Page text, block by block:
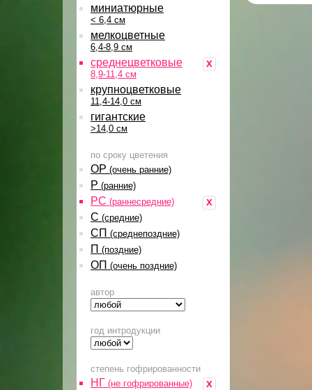
миниатюрные
< 6,4 см
мелкоцветные
6,4-8,9 см
x
среднецветковые
8,9-11,4 см
крупноцветковые
11,4-14,0 см
гигантские
>14,0 см
по сроку цветения
ОР (очень ранние)
Р (ранние)
x
РС (раннесредние)
С (средние)
СП (среднепоздние)
П (поздние)
ОП (очень поздние)
автор
год интродукции
степень гофрированности
x
НГ (не гофрированные)